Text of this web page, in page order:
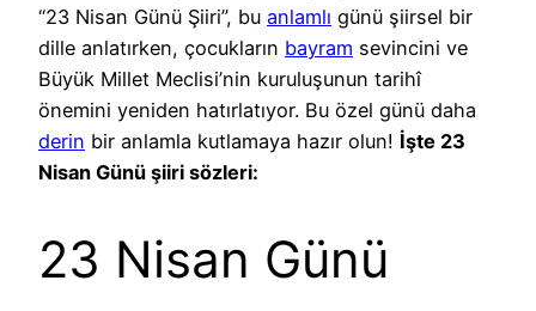
“23 Nisan Günü Şiiri”, bu anlamlı günü şiirsel bir
dille anlatırken, çocukların bayram sevincini ve
Büyük Millet Meclisi’nin kuruluşunun tarihî
önemini yeniden hatırlatıyor. Bu özel günü daha
derin bir anlamla kutlamaya hazır olun! İşte 23
Nisan Günü şiiri sözleri:
23 Nisan Günü